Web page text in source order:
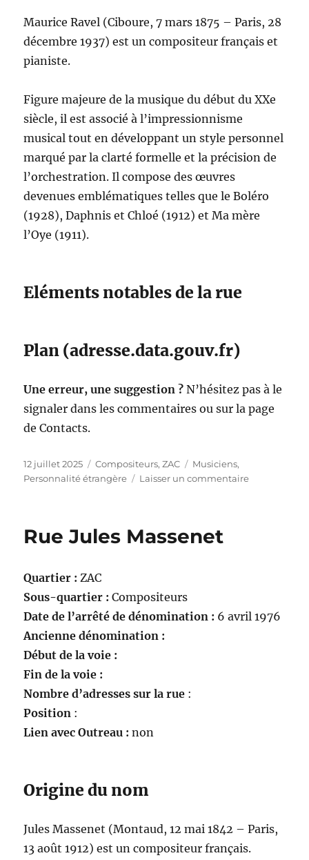
Maurice Ravel (Ciboure, 7 mars 1875 – Paris, 28
décembre 1937) est un compositeur français et
pianiste.
Figure majeure de la musique du début du XXe
siècle, il est associé à l’impressionnisme
musical tout en développant un style personnel
marqué par la clarté formelle et la précision de
l’orchestration. Il compose des œuvres
devenues emblématiques telles que le Boléro
(1928), Daphnis et Chloé (1912) et Ma mère
l’Oye (1911).
Eléments notables de la rue
Plan (adresse.data.gouv.fr)
Une erreur, une suggestion ? N’hésitez pas à le
signaler dans les commentaires ou sur la page
de Contacts.
Publié
le
12 juillet 2025 Catégories
Compositeurs,ZAC Étiquettes
Musiciens,
Personnalité étrangère
Laisser un commentairesur
Rue Jules Massenet
Quartier : ZAC
Sous-quartier : Compositeurs
Date de l’arrêté de dénomination : 6 avril 1976
Ancienne dénomination :
Début de la voie :
Fin de la voie :
Nombre d’adresses sur la rue :
Position :
Lien avec Outreau : non
Origine du nom
Jules Massenet (Montaud, 12 mai 1842 – Paris,
13 août 1912) est un compositeur français.